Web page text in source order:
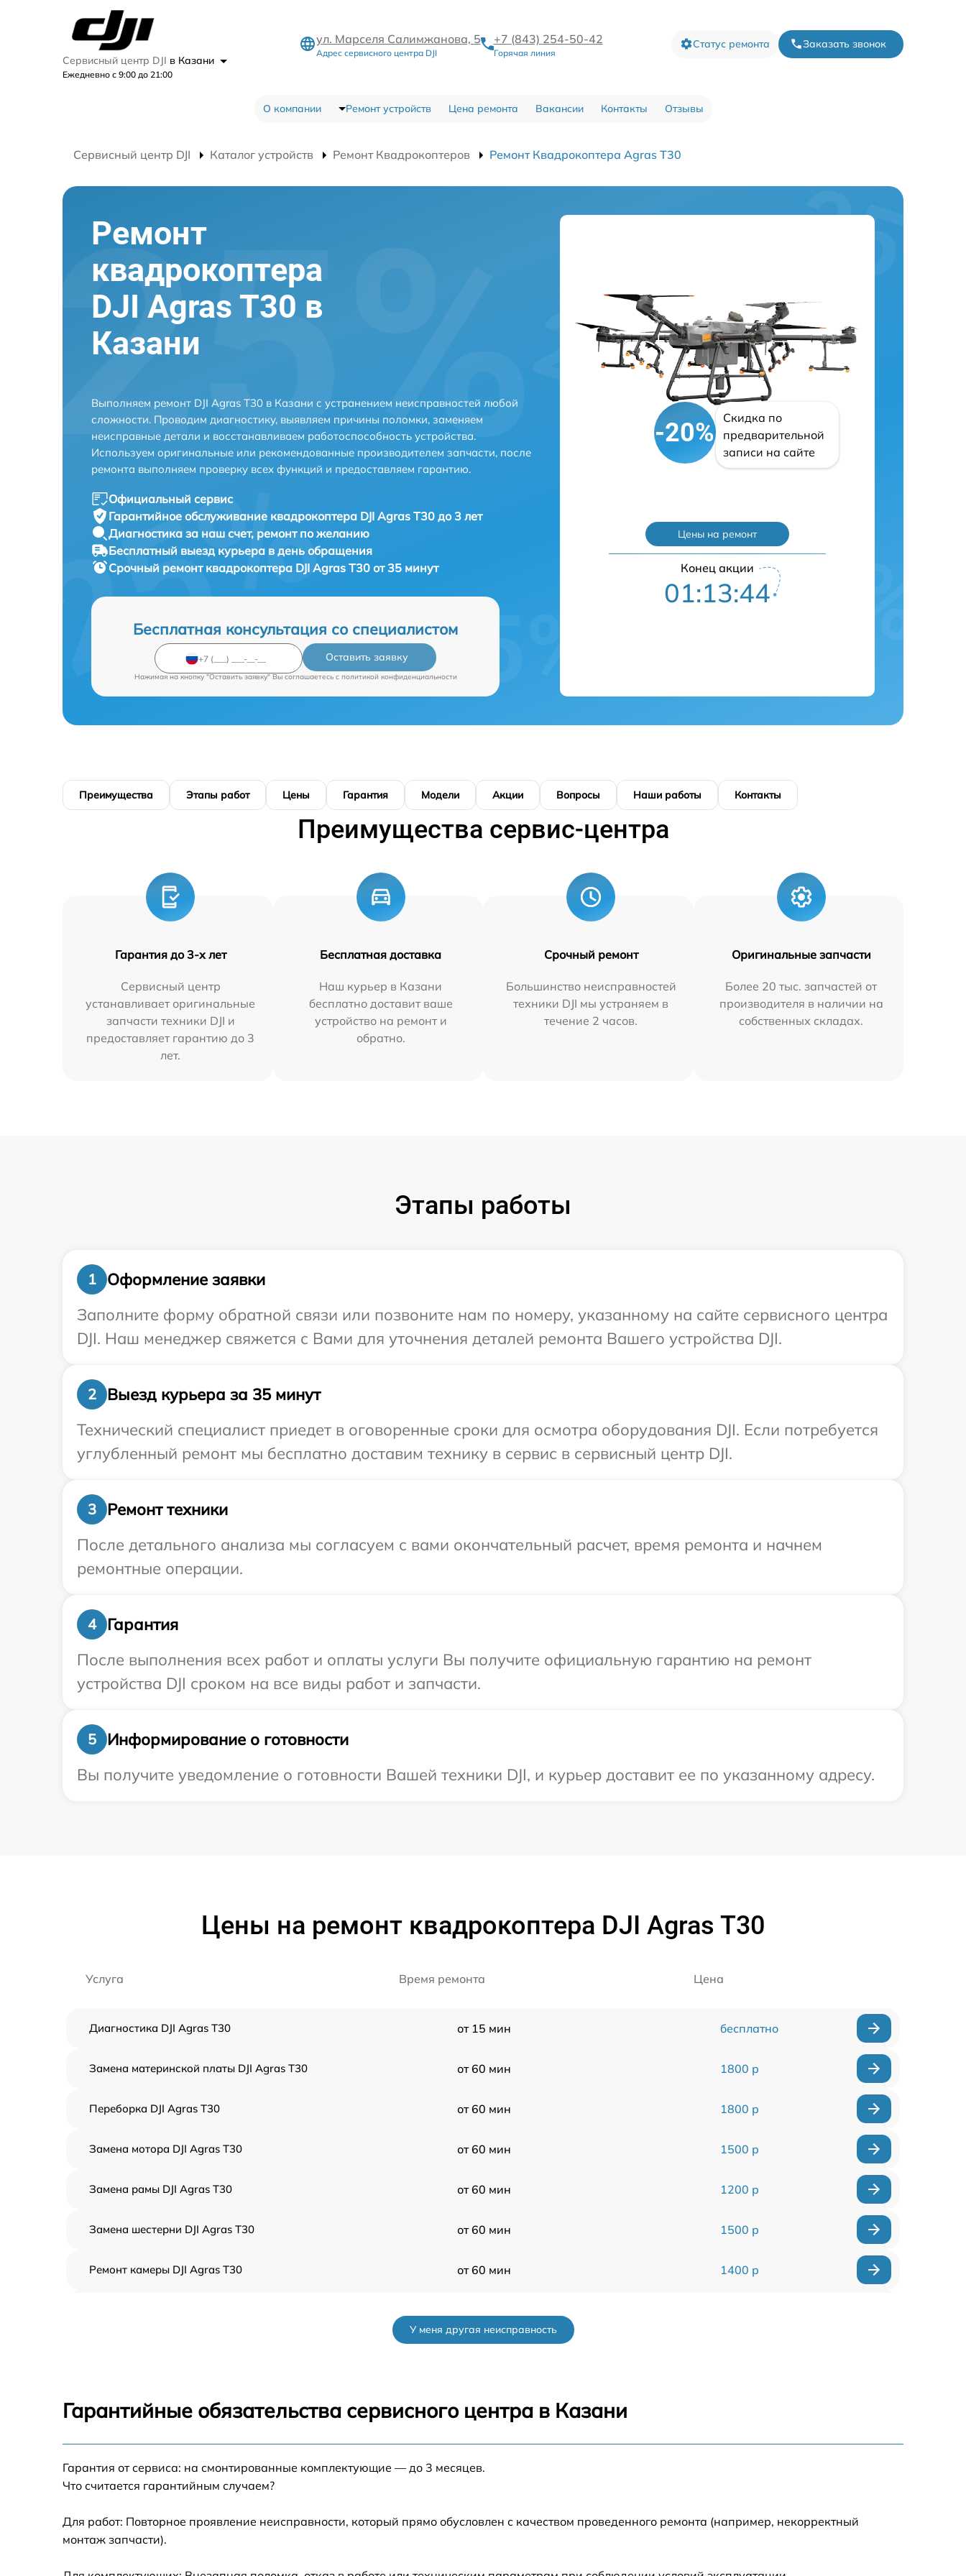
Сервисный центр DJI в Казани
Ежедневно с 9:00 до 21:00
ул. Марселя Салимжанова, 5
Адрес сервисного центра DJI
+7 (843) 254-50-42
Горячая линия
Статус ремонта Заказать звонок
О компании Ремонт устройств Цена ремонта Вакансии Контакты Отзывы
Сервисный центр DJI Каталог устройств Ремонт Квадрокоптеров Ремонт Квадрокоптера Agras T30
Ремонт
квадрокоптера
DJI Agras T30 в
Казани
Выполняем ремонт DJI Agras T30 в Казани с устранением неисправностей любой
сложности. Проводим диагностику, выявляем причины поломки, заменяем
неисправные детали и восстанавливаем работоспособность устройства.
Используем оригинальные или рекомендованные производителем запчасти, после
ремонта выполняем проверку всех функций и предоставляем гарантию.
Официальный сервис
Гарантийное обслуживание квадрокоптера DJI Agras T30 до 3 лет
Диагностика за наш счет, ремонт по желанию
Бесплатный выезд курьера в день обращения
Срочный ремонт квадрокоптера DJI Agras T30 от 35 минут
Бесплатная консультация со специалистом
Оставить заявку
Нажимая на кнопку "Оставить заявку" Вы соглашаетесь c политикой конфиденциальности
-20%
Скидка по
предварительной
записи на сайте
Цены на ремонт
Конец акции
01:13:43
Преимущества Этапы работ Цены Гарантия Модели Акции Вопросы Наши работы Контакты
Преимущества сервис-центра
Гарантия до 3-х лет
Сервисный центр
устанавливает оригинальные
запчасти техники DJI и
предоставляет гарантию до 3
лет.
Бесплатная доставка
Наш курьер в Казани
бесплатно доставит ваше
устройство на ремонт и
обратно.
Срочный ремонт
Большинство неисправностей
техники DJI мы устраняем в
течение 2 часов.
Оригинальные запчасти
Более 20 тыс. запчастей от
производителя в наличии на
собственных складах.
Этапы работы
1
Оформление заявки
Заполните форму обратной связи или позвоните нам по номеру, указанному на сайте сервисного центра
DJI. Наш менеджер свяжется с Вами для уточнения деталей ремонта Вашего устройства DJI.
2
Выезд курьера за 35 минут
Технический специалист приедет в оговоренные сроки для осмотра оборудования DJI. Если потребуется
углубленный ремонт мы бесплатно доставим технику в сервис в сервисный центр DJI.
3
Ремонт техники
После детального анализа мы согласуем с вами окончательный расчет, время ремонта и начнем
ремонтные операции.
4
Гарантия
После выполнения всех работ и оплаты услуги Вы получите официальную гарантию на ремонт
устройства DJI сроком на все виды работ и запчасти.
5
Информирование о готовности
Вы получите уведомление о готовности Вашей техники DJI, и курьер доставит ее по указанному адресу.
Цены на ремонт квадрокоптера DJI Agras T30
Услуга Время ремонта Цена
Диагностика DJI Agras T30 от 15 мин бесплатно
Замена материнской платы DJI Agras T30 от 60 мин 1800 р
Переборка DJI Agras T30 от 60 мин 1800 р
Замена мотора DJI Agras T30 от 60 мин 1500 р
Замена рамы DJI Agras T30 от 60 мин 1200 р
Замена шестерни DJI Agras T30 от 60 мин 1500 р
Ремонт камеры DJI Agras T30 от 60 мин 1400 р
Замена GPS-модуля DJI Agras T30 от 60 мин
У меня другая неисправность
Гарантийные обязательства сервисного центра в Казани
Гарантия от сервиса: на смонтированные комплектующие — до 3 месяцев.
Что считается гарантийным случаем?
Для работ: Повторное проявление неисправности, который прямо обусловлен с качеством проведенного ремонта (например, некорректный
монтаж запчасти).